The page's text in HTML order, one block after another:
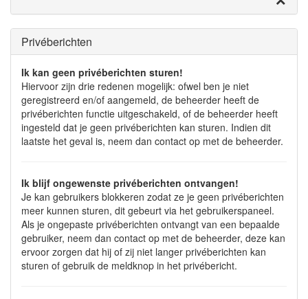
Privéberichten
Ik kan geen privéberichten sturen!
Hiervoor zijn drie redenen mogelijk: ofwel ben je niet
geregistreerd en/of aangemeld, de beheerder heeft de
privéberichten functie uitgeschakeld, of de beheerder heeft
ingesteld dat je geen privéberichten kan sturen. Indien dit
laatste het geval is, neem dan contact op met de beheerder.
Ik blijf ongewenste privéberichten ontvangen!
Je kan gebruikers blokkeren zodat ze je geen privéberichten
meer kunnen sturen, dit gebeurt via het gebruikerspaneel.
Als je ongepaste privéberichten ontvangt van een bepaalde
gebruiker, neem dan contact op met de beheerder, deze kan
ervoor zorgen dat hij of zij niet langer privéberichten kan
sturen of gebruik de meldknop in het privébericht.